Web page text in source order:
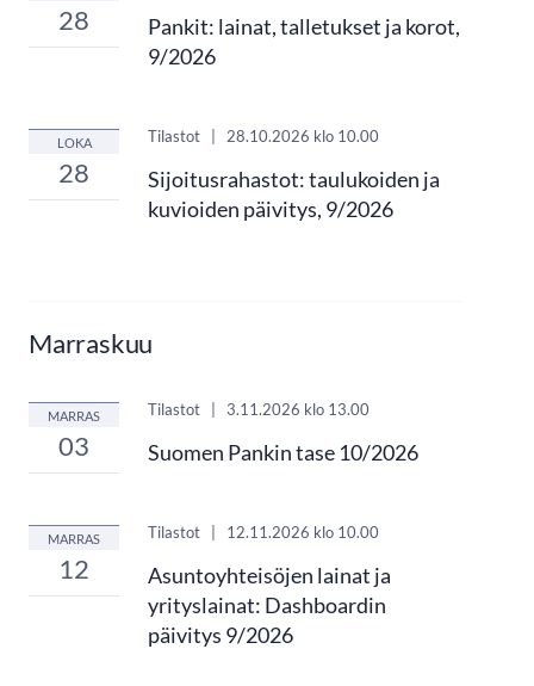
28
Pankit: lainat, talletukset ja korot,
9/2026
LOKA
28
Tilastot 28.10.2026 klo 10.00
Sijoitusrahastot: taulukoiden ja
kuvioiden päivitys, 9/2026
Marraskuu
MARRAS
03
Tilastot 3.11.2026 klo 13.00
Suomen Pankin tase 10/2026
MARRAS
12
Tilastot 12.11.2026 klo 10.00
Asuntoyhteisöjen lainat ja
yrityslainat: Dashboardin
päivitys 9/2026